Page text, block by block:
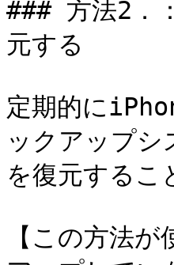
### 方法2．
元する
定期的に
ックアップ
を復元するこ
【この方法